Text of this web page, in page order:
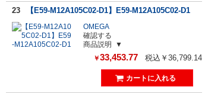
23 【E59-M12A105C02-D1】E59-M12A105C02-D1
OMEGA
確認する
商品説明
￥33,453.77 税込￥36,799.14